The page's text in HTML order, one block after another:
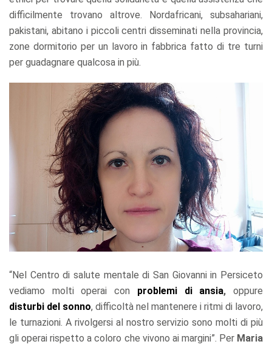
difficilmente trovano altrove. Nordafricani, subsahariani,
pakistani, abitano i piccoli centri disseminati nella provincia,
zone dormitorio per un lavoro in fabbrica fatto di tre turni
per guadagnare qualcosa in più.
“Nel Centro di salute mentale di San Giovanni in Persiceto
vediamo molti operai con problemi di ansia, oppure
disturbi del sonno, difficoltà nel mantenere i ritmi di lavoro,
le turnazioni. A rivolgersi al nostro servizio sono molti di più
gli operai rispetto a coloro che vivono ai margini”. Per Maria